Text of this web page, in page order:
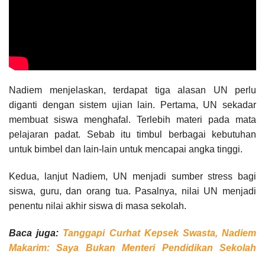
Nadiem menjelaskan, terdapat tiga alasan UN perlu
diganti dengan sistem ujian lain. Pertama, UN sekadar
membuat siswa menghafal. Terlebih materi pada mata
pelajaran padat. Sebab itu timbul berbagai kebutuhan
untuk bimbel dan lain-lain untuk mencapai angka tinggi.
Kedua, lanjut Nadiem, UN menjadi sumber stress bagi
siswa, guru, dan orang tua. Pasalnya, nilai UN menjadi
penentu nilai akhir siswa di masa sekolah.
Baca juga: Tanggapi Curhat Kepsek Swasta, Nadiem
Makarim: Saya Bukan Menteri Pendidikan Sekolah